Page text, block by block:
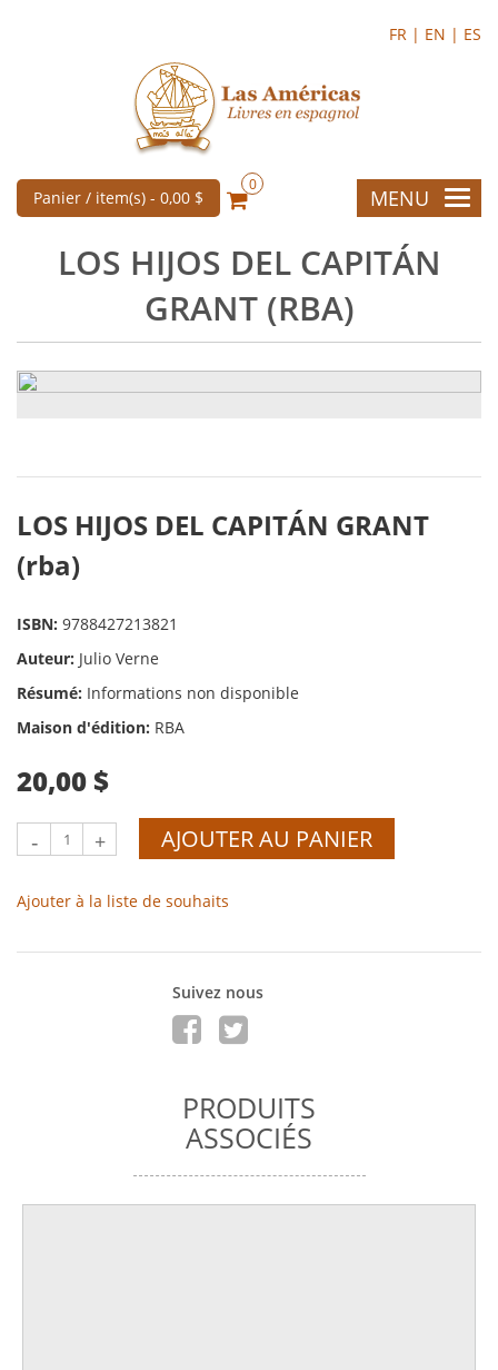
FR | EN | ES
Panier / item(s) - 0,00 $
0
MENU
LOS HIJOS DEL CAPITÁN
GRANT (RBA)
LOS HIJOS DEL CAPITÁN GRANT
(rba)
ISBN: 9788427213821
Auteur: Julio Verne
Résumé: Informations non disponible
Maison d'édition: RBA
20,00 $
- + AJOUTER AU PANIER
Ajouter à la liste de souhaits
Suivez nous
PRODUITS
ASSOCIÉS